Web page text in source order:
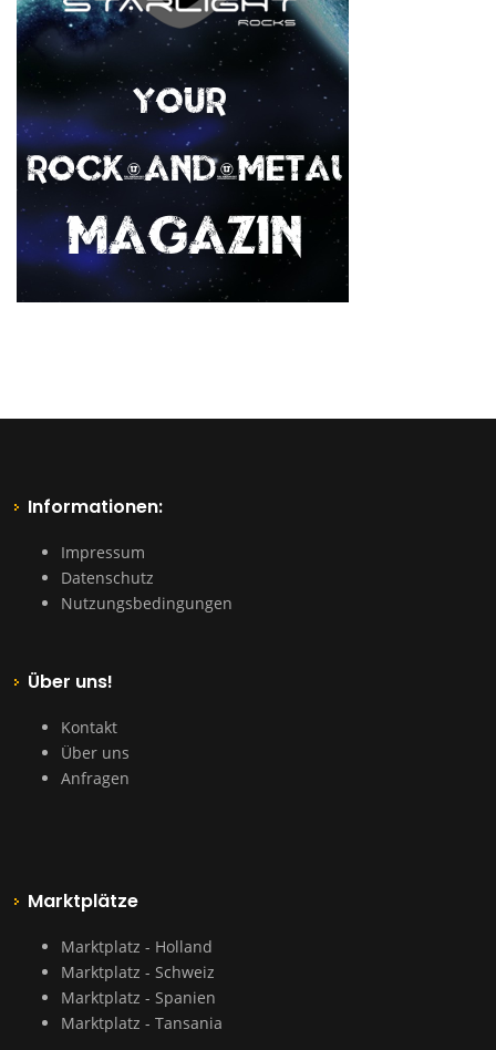
Informationen:
Impressum
Datenschutz
Nutzungsbedingungen
Über uns!
Kontakt
Über uns
Anfragen
Marktplätze
Marktplatz - Holland
Marktplatz - Schweiz
Marktplatz - Spanien
Marktplatz - Tansania